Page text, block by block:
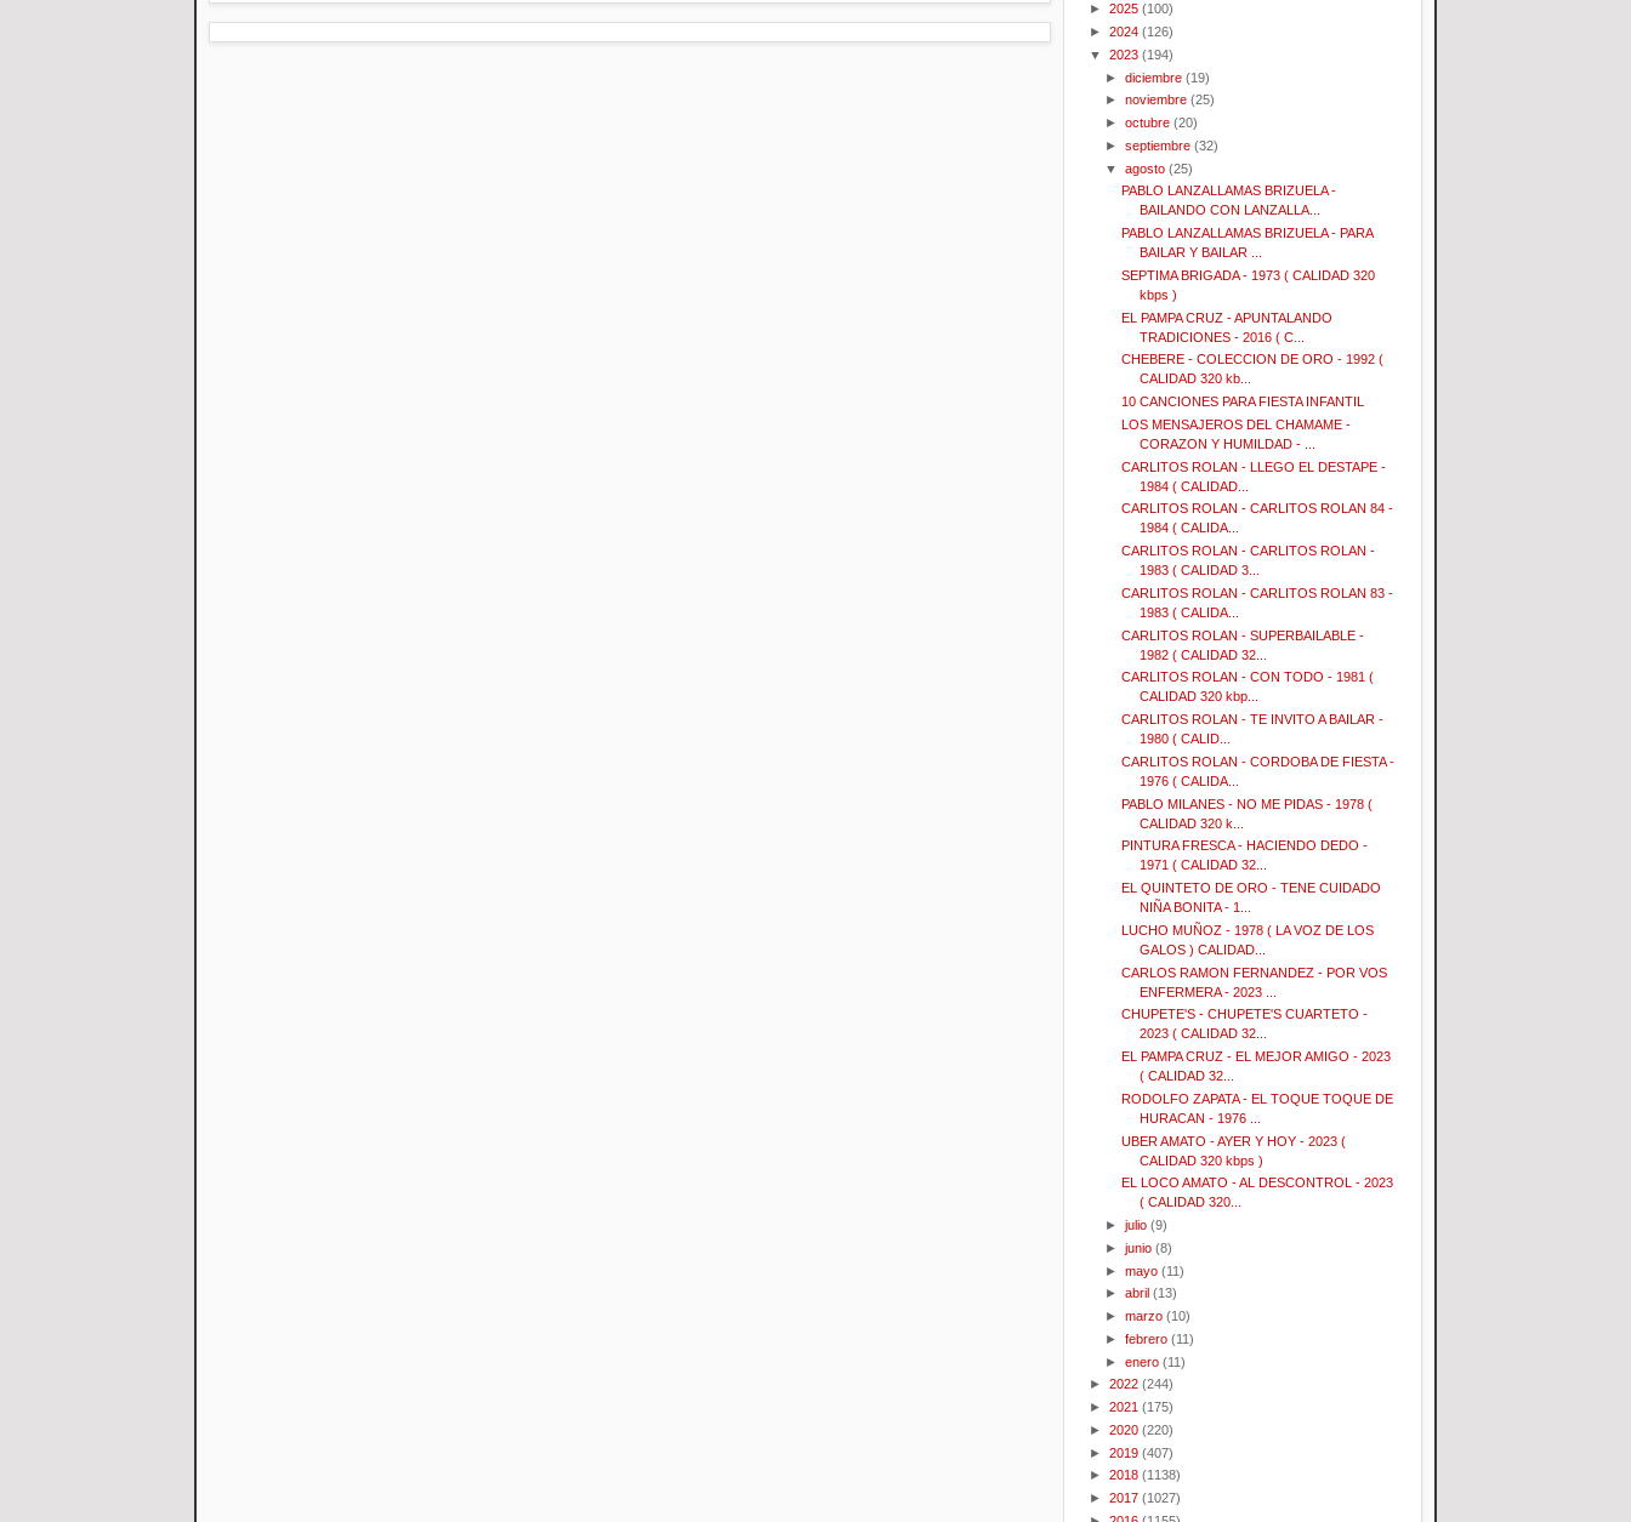
► 2025 (100)
► 2024 (126)
▼ 2023 (194)
►diciembre (19)
►noviembre (25)
►octubre (20)
►septiembre (32)
▼agosto (25)
PABLO LANZALLAMAS BRIZUELA -
BAILANDO CON LANZALLA...
PABLO LANZALLAMAS BRIZUELA - PARA
BAILAR Y BAILAR ...
SEPTIMA BRIGADA - 1973 ( CALIDAD 320
kbps )
EL PAMPA CRUZ - APUNTALANDO
TRADICIONES - 2016 ( C...
CHEBERE - COLECCION DE ORO - 1992 (
CALIDAD 320 kb...
10 CANCIONES PARA FIESTA INFANTIL
LOS MENSAJEROS DEL CHAMAME -
CORAZON Y HUMILDAD - ...
CARLITOS ROLAN - LLEGO EL DESTAPE -
1984 ( CALIDAD...
CARLITOS ROLAN - CARLITOS ROLAN 84 -
1984 ( CALIDA...
CARLITOS ROLAN - CARLITOS ROLAN -
1983 ( CALIDAD 3...
CARLITOS ROLAN - CARLITOS ROLAN 83 -
1983 ( CALIDA...
CARLITOS ROLAN - SUPERBAILABLE -
1982 ( CALIDAD 32...
CARLITOS ROLAN - CON TODO - 1981 (
CALIDAD 320 kbp...
CARLITOS ROLAN - TE INVITO A BAILAR -
1980 ( CALID...
CARLITOS ROLAN - CORDOBA DE FIESTA -
1976 ( CALIDA...
PABLO MILANES - NO ME PIDAS - 1978 (
CALIDAD 320 k...
PINTURA FRESCA - HACIENDO DEDO -
1971 ( CALIDAD 32...
EL QUINTETO DE ORO - TENE CUIDADO
NIÑA BONITA - 1...
LUCHO MUÑOZ - 1978 ( LA VOZ DE LOS
GALOS ) CALIDAD...
CARLOS RAMON FERNANDEZ - POR VOS
ENFERMERA - 2023 ...
CHUPETE'S - CHUPETE'S CUARTETO -
2023 ( CALIDAD 32...
EL PAMPA CRUZ - EL MEJOR AMIGO - 2023
( CALIDAD 32...
RODOLFO ZAPATA - EL TOQUE TOQUE DE
HURACAN - 1976 ...
UBER AMATO - AYER Y HOY - 2023 (
CALIDAD 320 kbps )
EL LOCO AMATO - AL DESCONTROL - 2023
( CALIDAD 320...
►julio (9)
►junio (8)
►mayo (11)
►abril (13)
►marzo (10)
►febrero (11)
►enero (11)
► 2022 (244)
► 2021 (175)
► 2020 (220)
► 2019 (407)
► 2018 (1138)
► 2017 (1027)